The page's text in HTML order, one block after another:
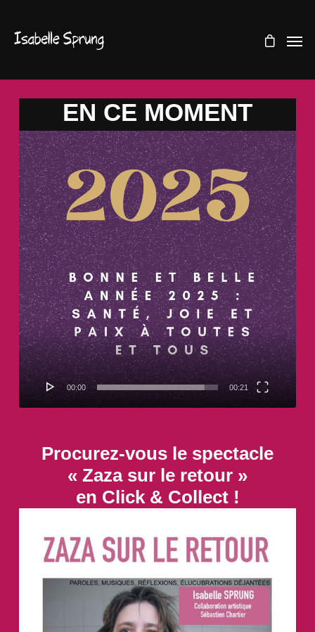
EN CE MOMENT
Lecteur
vidéo
00:00 00:21
Procurez-vous le spectacle
« Zaza sur le retour »
en Click & Collect !